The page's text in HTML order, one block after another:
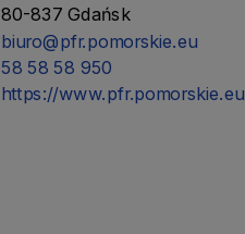
80-837 Gdańsk
biuro@pfr.pomorskie.eu
58 58 58 950
https://www.pfr.pomorskie.eu